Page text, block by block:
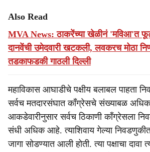
Also Read
MVA News: ठाकरेंच्या खेळीनं 'मविआ'त
दानवेंची उमेदवारी खटकली, लवकरच मोठा
तडकाफडकी गाठली दिल्ली
महाविकास आघाडीचे पक्षीय बलाबल पाहता
सर्वच मतदारसंघात कॉंग्रेसचे संख्याबळ
आकडेवारीनुसार सर्वच ठिकाणी काँग्रेसला
संधी अधिक आहे. त्याशिवाय गेल्या निवडणुकीत
जागा सोडण्यात आली होती. त्या पक्षाचा दावा